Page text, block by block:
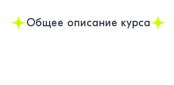
Общее описание курса